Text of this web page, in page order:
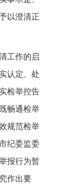
以澄清正
工作的启
认定、处
检举控告
畅通检举
规范检举
纪委监委
报行为暂
作出要